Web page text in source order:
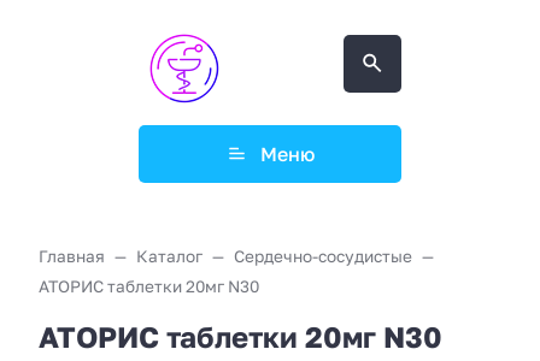
Меню
Главная Каталог
Сердечно-сосудистые
АТОРИС таблетки 20мг N30
АТОРИС таблетки 20мг N30